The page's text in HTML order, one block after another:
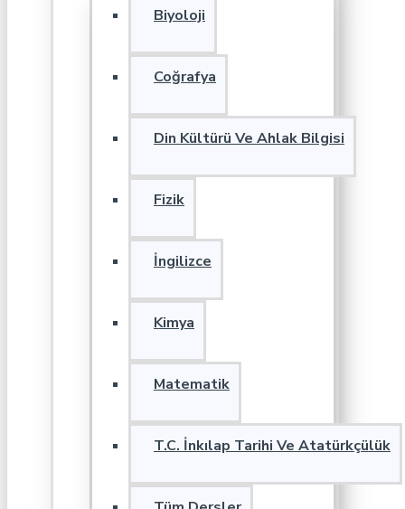
Biyoloji
Coğrafya
Din Kültürü Ve Ahlak Bilgisi
Fizik
İngilizce
Kimya
Matematik
T.C. İnkılap Tarihi Ve Atatürkçülük